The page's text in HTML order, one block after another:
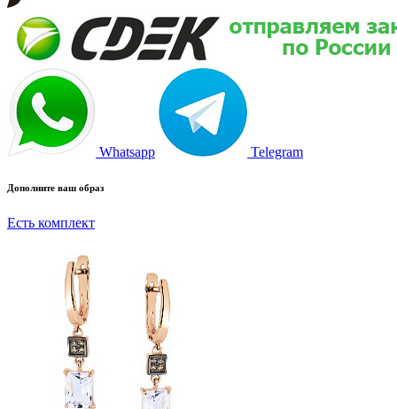
Whatsapp Telegram
Дополните ваш образ
Есть комплект